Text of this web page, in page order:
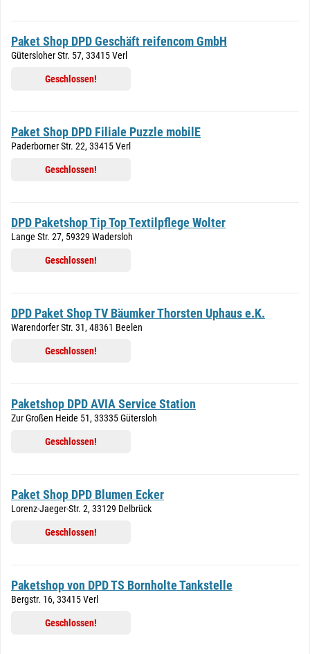
Paket Shop DPD Geschäft reifencom GmbH
Gütersloher Str. 57, 33415 Verl
Geschlossen!
Paket Shop DPD Filiale Puzzle mobilE
Paderborner Str. 22, 33415 Verl
Geschlossen!
DPD Paketshop Tip Top Textilpflege Wolter
Lange Str. 27, 59329 Wadersloh
Geschlossen!
DPD Paket Shop TV Bäumker Thorsten Uphaus e.K.
Warendorfer Str. 31, 48361 Beelen
Geschlossen!
Paketshop DPD AVIA Service Station
Zur Großen Heide 51, 33335 Gütersloh
Geschlossen!
Paket Shop DPD Blumen Ecker
Lorenz-Jaeger-Str. 2, 33129 Delbrück
Geschlossen!
Paketshop von DPD TS Bornholte Tankstelle
Bergstr. 16, 33415 Verl
Geschlossen!